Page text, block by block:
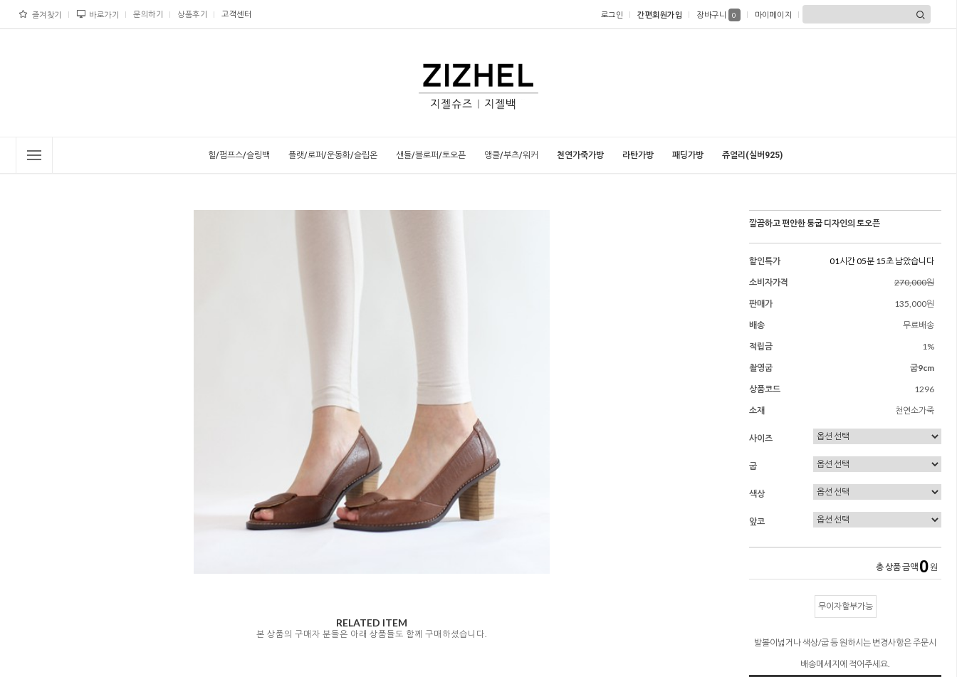
즐겨찾기 바로가기 문의하기 상품후기 고객센터 로그인 간편회원가입 장바구니 0 마이페이지
힐/펌프스/슬링백 플랫/로퍼/운동화/슬립온 샌들/블로퍼/토오픈 앵클/부츠/워커 천연가죽가방 라탄가방 패딩가방 쥬얼리(실버925)
RELATED ITEM
본 상품의 구매자 분들은 아래 상품들도 함께 구매하셨습니다.
깔끔하고 편안한 통굽 디자인의 토오픈
할인특가
01시간 05분 13초 남았습니다
소비자가격
270,000원
판매가
135,000원
배송
무료배송
적립금
1%
촬영굽
굽9cm
상품코드
1296
소재
천연소가죽
사이즈
굽
색상
앞코
총 상품 금액 0 원
무이자할부가능
발볼이넓거나 색상/굽 등 원하시는 변경사항은 주문시
배송메세지에 적어주세요.